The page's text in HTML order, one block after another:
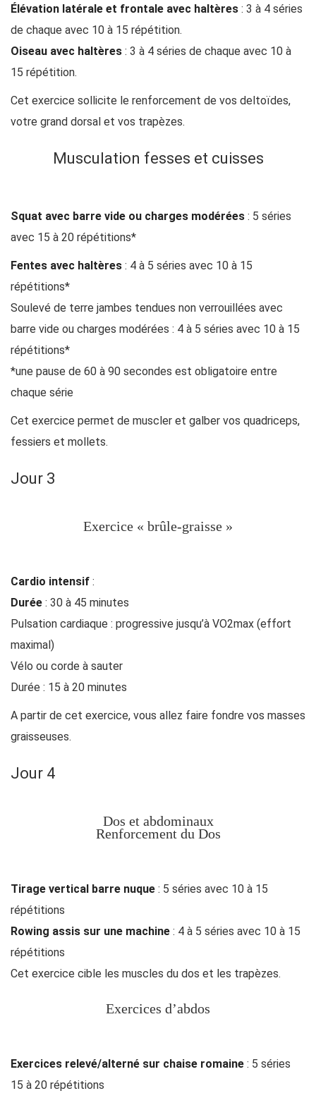
Élévation latérale et frontale avec haltères : 3 à 4 séries
de chaque avec 10 à 15 répétition.
Oiseau avec haltères : 3 à 4 séries de chaque avec 10 à
15 répétition.
Cet exercice sollicite le renforcement de vos deltoïdes,
votre grand dorsal et vos trapèzes.
Musculation fesses et cuisses
Squat avec barre vide ou charges modérées : 5 séries
avec 15 à 20 répétitions*
Fentes avec haltères : 4 à 5 séries avec 10 à 15
répétitions*
Soulevé de terre jambes tendues non verrouillées avec
barre vide ou charges modérées : 4 à 5 séries avec 10 à 15
répétitions*
*une pause de 60 à 90 secondes est obligatoire entre
chaque série
Cet exercice permet de muscler et galber vos quadriceps,
fessiers et mollets.
Jour 3
Exercice « brûle-graisse »
Cardio intensif :
Durée : 30 à 45 minutes
Pulsation cardiaque : progressive jusqu’à VO2max (effort
maximal)
Vélo ou corde à sauter
Durée : 15 à 20 minutes
A partir de cet exercice, vous allez faire fondre vos masses
graisseuses.
Jour 4
Dos et abdominaux
Renforcement du Dos
Tirage vertical barre nuque : 5 séries avec 10 à 15
répétitions
Rowing assis sur une machine : 4 à 5 séries avec 10 à 15
répétitions
Cet exercice cible les muscles du dos et les trapèzes.
Exercices d’abdos
Exercices relevé/alterné sur chaise romaine : 5 séries
15 à 20 répétitions